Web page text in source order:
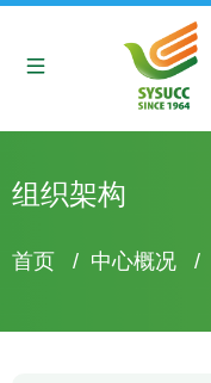
组织架构
面
屑
首页 / 中心概况 /